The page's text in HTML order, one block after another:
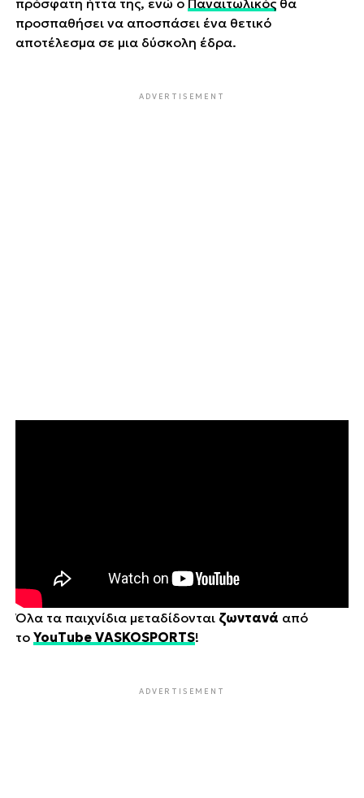
προσπαθήσει να αποσπάσει ένα θετικό
αποτέλεσμα σε μια δύσκολη έδρα.
ADVERTISEMENT
Όλα τα παιχνίδια μεταδίδονται ζωντανά από
το YouTube VASKOSPORTS!
ADVERTISEMENT